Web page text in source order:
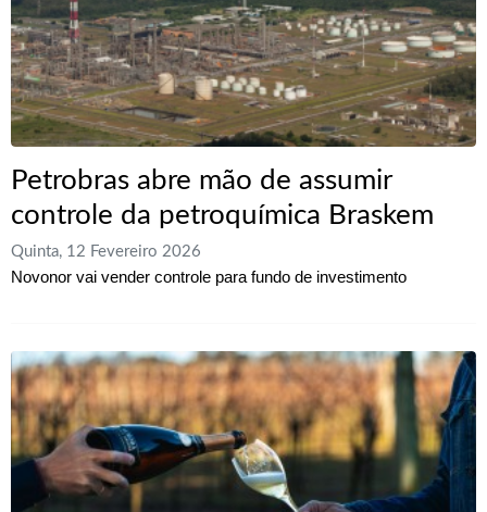
Petrobras abre mão de assumir
controle da petroquímica Braskem
Quinta, 12 Fevereiro 2026
Novonor vai vender controle para fundo de investimento